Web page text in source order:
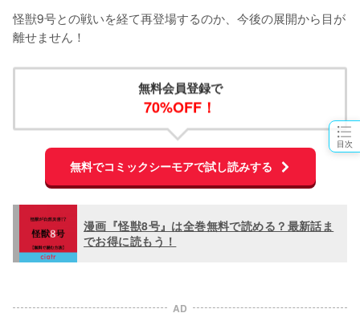
目次
怪獣9号との戦いを経て再登場するのか、今後の展開から目が
離せません！
無料会員登録で
70%OFF！
無料でコミックシーモアで試し読みする
漫画『怪獣8号』は全巻無料で読める？最新話ま
でお得に読もう！
AD